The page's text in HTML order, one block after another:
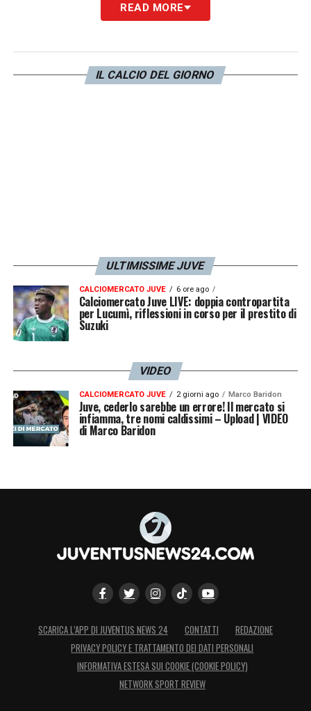
. Il big match, purtroppo per lui, è
squadra diSpallettie la fine dell’imbattibilità.
READ MORE
IL CALCIO DEL GIORNO
ULTIMISSIME JUVE
CALCIOMERCATO JUVE 6 ore ago
Calciomercato Juve LIVE: doppia contropartita
per Lucumì, riflessioni in corso per il prestito di
Suzuki
VIDEO
CALCIOMERCATO JUVE 2 giorni ago Marco Baridon
Juve, cederlo sarebbe un errore! Il mercato si
infiamma, tre nomi caldissimi – Upload | VIDEO
di Marco Baridon
SCARICA L’APP DI JUVENTUS NEWS 24 CONTATTI
REDAZIONE
PRIVACY POLICY E TRATTAMENTO DEI DATI PERSONALI
INFORMATIVA ESTESA SUI COOKIE (COOKIE POLICY)
NETWORK SPORT REVIEW